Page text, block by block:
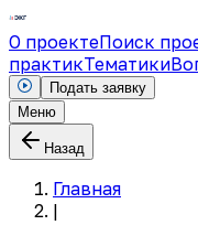
О проектеПоиск
практикТематики
Подать заявку
Меню
Назад
Главная
|